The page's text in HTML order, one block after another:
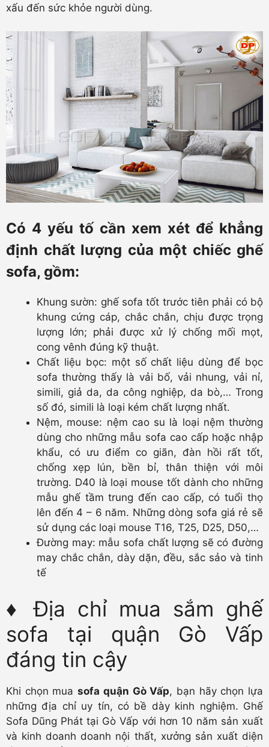
xấu đến sức khỏe người dùng.
Có 4 yếu tố cần xem xét để khẳng
định chất lượng của một chiếc ghế
sofa, gồm:
Khung sườn: ghế sofa tốt trước tiên phải có bộ
khung cứng cáp, chắc chắn, chịu được trọng
lượng lớn; phải được xử lý chống mối mọt,
cong vênh đúng kỹ thuật.
Chất liệu bọc: một số chất liệu dùng để bọc
sofa thường thấy là vải bố, vải nhung, vải nỉ,
simili, giả da, da công nghiệp, da bò,… Trong
số đó, simili là loại kém chất lượng nhất.
Nệm, mouse: nệm cao su là loại nệm thường
dùng cho những mẫu sofa cao cấp hoặc nhập
khẩu, có ưu điểm co giãn, đàn hồi rất tốt,
chống xẹp lún, bền bỉ, thân thiện với môi
trường. D40 là loại mouse tốt dành cho những
mẫu ghế tầm trung đến cao cấp, có tuổi thọ
lên đến 4 – 6 năm. Những dòng sofa giá rẻ sẽ
sử dụng các loại mouse T16, T25, D25, D50,…
Đường may: mẫu sofa chất lượng sẽ có đường
may chắc chắn, dày dặn, đều, sắc sảo và tinh
tế
♦Địa chỉ mua sắm ghế
sofa tại quận Gò Vấp
đáng tin cậy
Khi chọn muasofa quận Gò Vấp, bạn hãy chọn lựa
những địa chỉ uy tín, có bề dày kinh nghiệm. Ghế
Sofa Dũng Phát tại Gò Vấp với hơn 10 năm sản xuất
và kinh doanh doanh nội thất, xưởng sản xuất diện